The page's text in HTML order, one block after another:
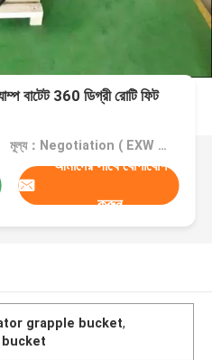
বাটেট 360 ডিগ্রী রোটি ফিট
মূল্য：Negotiation ( EXW , FOB or CIF price )
আমাদের সাথে যোগাযোগ
করুন
grapple bucket,
bucket